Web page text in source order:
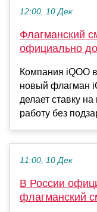
12:00, 10 Дек
Флагманский
официально
Компания iQOO
новый флагман
делает ставку
работу без
11:00, 10 Дек
В России
флагманский